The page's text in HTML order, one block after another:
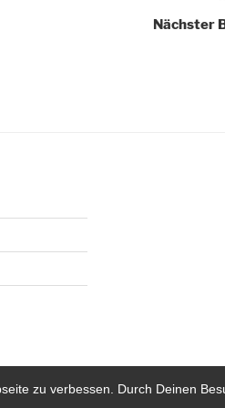
zu verbessen. Durch Deinen
Nächster